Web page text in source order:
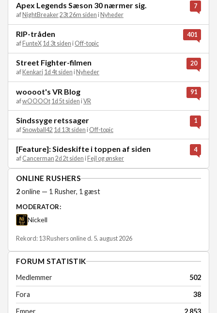
Apex Legends Sæson 30 nærmer sig.
af NightBreaker23t 26m siden i Nyheder
7
RIP-tråden
af FunteX 1d 3t siden i Off-topic
401
Street Fighter-filmen
af Kenkari 1d 4t siden i Nyheder
20
woooot's VR Blog
afwOOOOt 1d 5t siden iVR
91
Sindssyge retssager
afSnowball42 1d 13t siden i Off-topic
1
[Feature]: Sideskifte i toppen af siden
af Cancerman 2d 2t siden i Fejl og ønsker
4
ONLINE RUSHERS
2online — 1 Rusher, 1 gæst
MODERATOR:
Nickell
Rekord: 13 Rushers online d. 5. august 2026
FORUM STATISTIK
Medlemmer 502
Fora 38